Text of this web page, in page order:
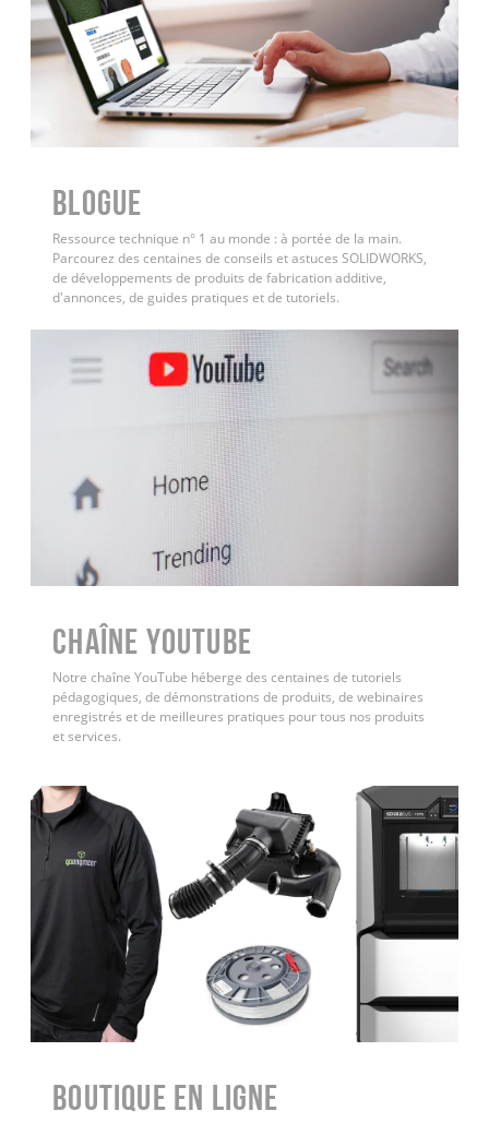
BLOGUE
Ressource technique n° 1 au monde : à portée de la main.
Parcourez des centaines de conseils et astuces SOLIDWORKS,
de développements de produits de fabrication additive,
d'annonces, de guides pratiques et de tutoriels.
Chaîne YouTube
Notre chaîne YouTube héberge des centaines de tutoriels
pédagogiques, de démonstrations de produits, de webinaires
enregistrés et de meilleures pratiques pour tous nos produits
et services.
Boutique en ligne